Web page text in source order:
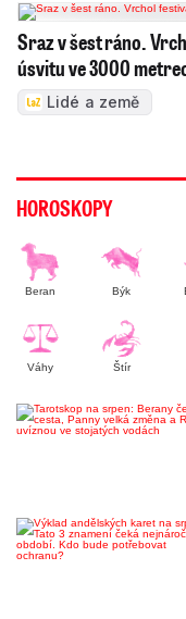
Sraz v šest ráno.
úsvitu ve 3000
Lidé a země
HOROSKOPY
Beran Býk
Váhy Štír